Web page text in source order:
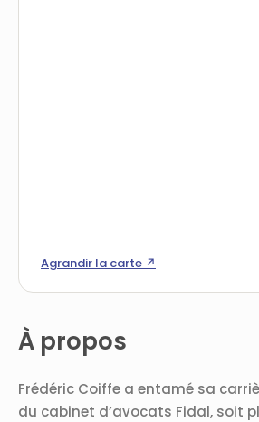
À propos
Frédéric Coiffe a entamé sa
du cabinet d’avocats Fidal, soit
Agrandir la carte ↗